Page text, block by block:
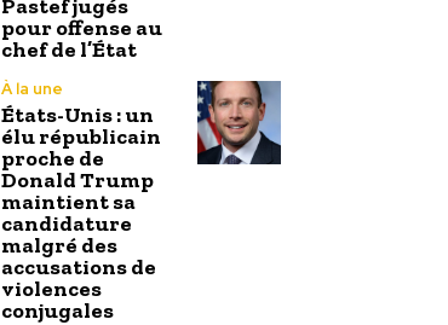
Pastef jugés
pour offense au
chef de l’État
À la une
États-Unis : un
élu républicain
proche de
Donald Trump
maintient sa
candidature
malgré des
accusations de
violences
conjugales